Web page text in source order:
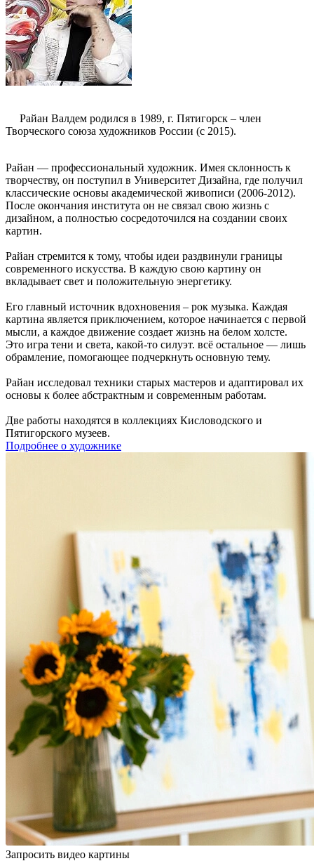
Райан Валдем родился в 1989, г. Пятигорск – член
Творческого союза художников России (с 2015).
Райан — профессиональный художник. Имея склонность к
творчеству, он поступил в Университет Дизайна, где получил
классические основы академической живописи (2006-2012).
После окончания института он не связал свою жизнь с
дизайном, а полностью сосредоточился на создании своих
картин.
Райан стремится к тому, чтобы идеи раздвинули границы
современного искусства. В каждую свою картину он
вкладывает свет и положительную энергетику.
Его главный источник вдохновения – рок музыка. Каждая
картина является приключением, которое начинается с первой
мысли, а каждое движение создает жизнь на белом холсте.
Это игра тени и света, какой-то силуэт. всё остальное — лишь
обрамление, помогающее подчеркнуть основную тему.
Райан исследовал техники старых мастеров и адаптировал их
основы к более абстрактным и современным работам.
Две работы находятся в коллекциях Кисловодского и
Пятигорского музеев.
Подробнее о художнике
Запросить видео картины